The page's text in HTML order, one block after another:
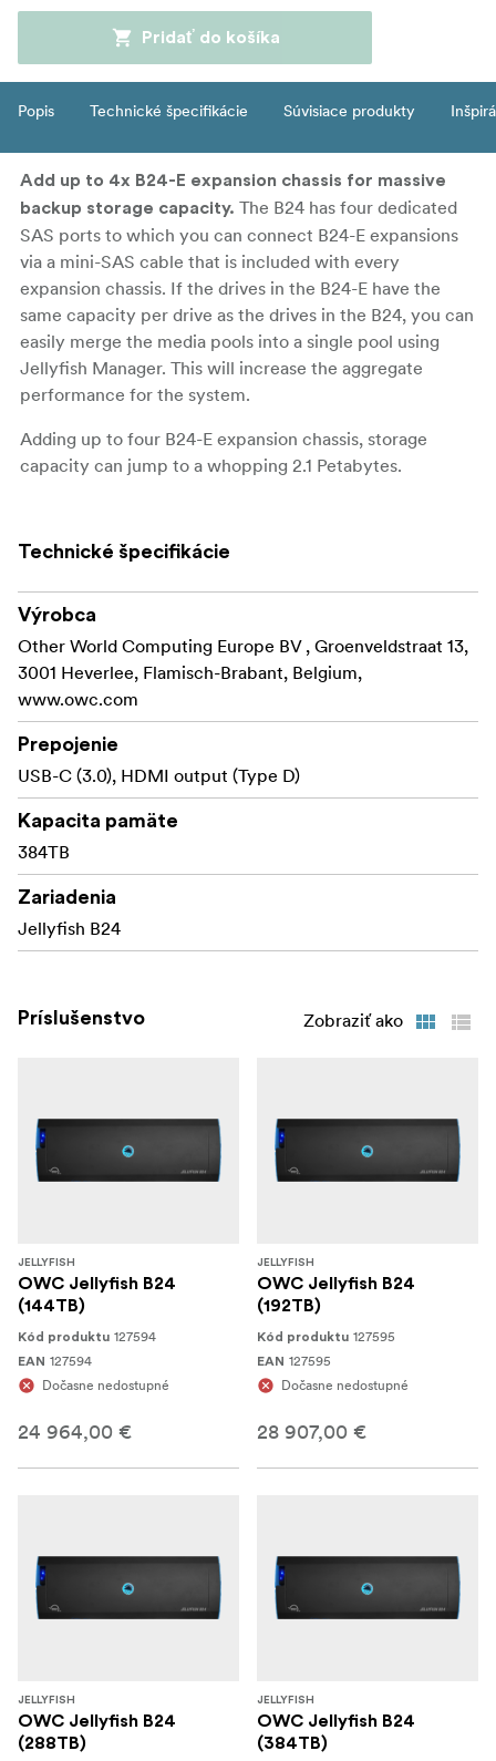
Pridať do košíka
Popis Technické špecifikácie Súvisiace produkty
Add up to 4x B24-E expansion chassis for massive
backup storage capacity. The B24 has four dedicated
SAS ports to which you can connect B24-E expansions
via a mini-SAS cable that is included with every
expansion chassis. If the drives in the B24-E have the
same capacity per drive as the drives in the B24, you can
easily merge the media pools into a single pool using
Jellyfish Manager. This will increase the aggregate
performance for the system.
Adding up to four B24-E expansion chassis, storage
capacity can jump to a whopping 2.1 Petabytes.
384TB raw SATA HDD pool / 227TB in RAID Z2
Connects to Jellyfish B24 head unit via SAS cable
Includes (2) spare HDDs
3 year warranty
Technické špecifikácie
Výrobca
Other World Computing Europe BV , Groenveldstraat 13,
3001 Heverlee, Flamisch-Brabant, Belgium,
www.owc.com
Prepojenie
USB-C (3.0), HDMI output (Type D)
Kapacita pamäte
384TB
Zariadenia
Jellyfish B24
Príslušenstvo Zobraziť ako
JELLYFISH
OWC Jellyfish B24
(144TB)
Kód produktu 127594
EAN 127594
Dočasne nedostupné
24 964,00 €
JELLYFISH
OWC Jellyfish B24
(192TB)
Kód produktu 127595
EAN 127595
Dočasne nedostupné
28 907,00 €
JELLYFISH
OWC Jellyfish B24
(288TB)
JELLYFISH
OWC Jellyfish B24
(384TB)